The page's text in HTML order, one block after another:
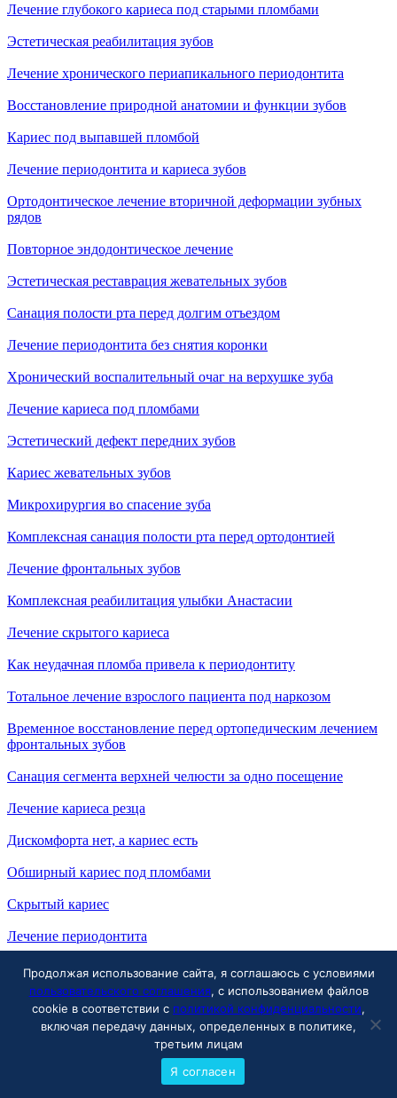
Лечение глубокого кариеса под старыми пломбами
Эстетическая реабилитация зубов
Лечение хронического периапикального периодонтита
Восстановление природной анатомии и функции зубов
Кариес под выпавшей пломбой
Лечение периодонтита и кариеса зубов
Ортодонтическое лечение вторичной деформации зубных
рядов
Повторное эндодонтическое лечение
Эстетическая реставрация жевательных зубов
Санация полости рта перед долгим отъездом
Лечение периодонтита без снятия коронки
Хронический воспалительный очаг на верхушке зуба
Лечение кариеса под пломбами
Эстетический дефект передних зубов
Кариес жевательных зубов
Микрохирургия во спасение зуба
Комплексная санация полости рта перед ортодонтией
Лечение фронтальных зубов
Комплексная реабилитация улыбки Анастасии
Лечение скрытого кариеса
Как неудачная пломба привела к периодонтиту
Тотальное лечение взрослого пациента под наркозом
Временное восстановление перед ортопедическим лечением
фронтальных зубов
Санация сегмента верхней челюсти за одно посещение
Лечение кариеса резца
Дискомфорта нет, а кариес есть
Обширный кариес под пломбами
Скрытый кариес
Лечение периодонтита
Лечение пульпита
Подготовка зуба под протезирование
История Светланы
Лечение кариеса — история Екатерины
Продолжая использование сайта, я соглашаюсь с условиями
пользовательского соглашения, с использованием файлов
cookie в соответствии с политикой конфиденциальности,
включая передачу данных, определенных в политике,
третьим лицам
Я согласен